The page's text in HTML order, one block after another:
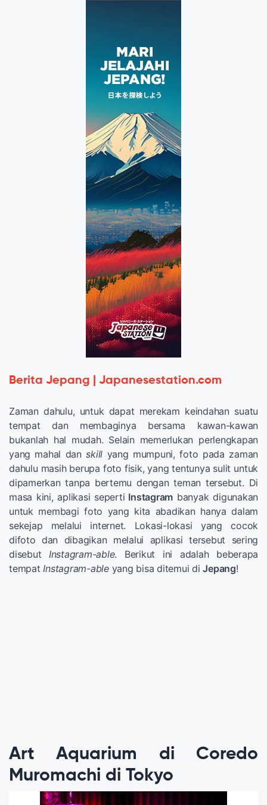
Berita Jepang | Japanesestation.com
Zaman dahulu, untuk dapat merekam keindahan suatu
tempat dan membaginya bersama kawan-kawan
bukanlah hal mudah. Selain memerlukan perlengkapan
yang mahal danskill yang mumpuni, foto pada zaman
dahulu masih berupa foto fisik, yang tentunya sulit untuk
dipamerkan tanpa bertemu dengan teman tersebut. Di
masa kini, aplikasi seperti Instagram banyak digunakan
untuk membagi foto yang kita abadikan hanya dalam
sekejap melalui internet. Lokasi-lokasi yang cocok
difoto dan dibagikan melalui aplikasi tersebut sering
disebut Instagram-able. Berikut ini adalah beberapa
tempat Instagram-ableyang bisa ditemui diJepang!
Art Aquarium di Coredo
Muromachi di Tokyo